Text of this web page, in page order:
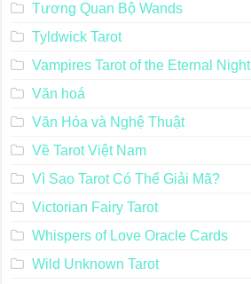
Tương Quan Bộ Wands
Tyldwick Tarot
Vampires Tarot of the Eternal Night
Văn hoá
Văn Hóa và Nghệ Thuật
Về Tarot Việt Nam
Vì Sao Tarot Có Thể Giải Mã?
Victorian Fairy Tarot
Whispers of Love Oracle Cards
Wild Unknown Tarot